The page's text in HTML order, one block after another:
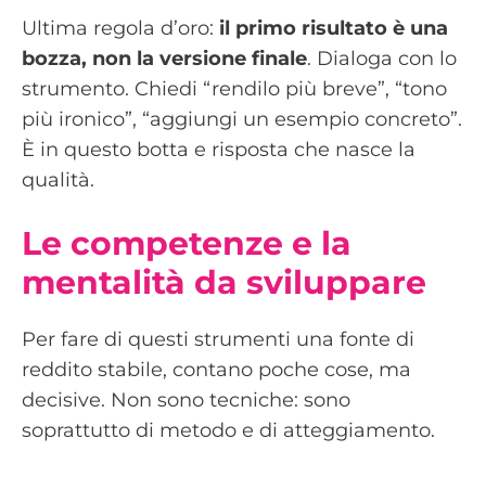
Ultima regola d’oro: il primo risultato è una
bozza, non la versione finale. Dialoga con lo
strumento. Chiedi “rendilo più breve”, “tono
più ironico”, “aggiungi un esempio concreto”.
È in questo botta e risposta che nasce la
qualità.
Le competenze e la
mentalità da sviluppare
Per fare di questi strumenti una fonte di
reddito stabile, contano poche cose, ma
decisive. Non sono tecniche: sono
soprattutto di metodo e di atteggiamento.